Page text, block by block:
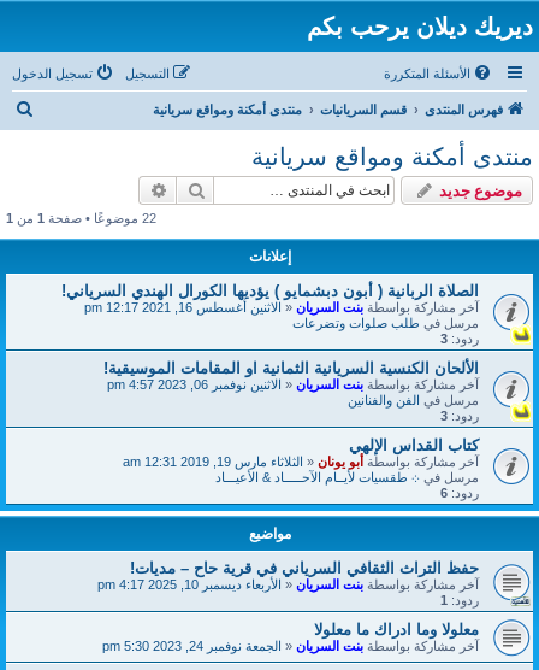
ديريك ديلان يرحب بكم
الأسئلة المتكررة تسجيل الدخول التسجيل
فهرس المنتدى قسم السريانيات منتدى أمكنة ومواقع سريانية
منتدى أمكنة ومواقع سريانية
موضوع جديد بحث
22 موضوعًا • صفحة 1 من 1
إعلانات
الصلاة الربانية ( أبون دبشمايو ) يؤديها الكورال الهندي السرياني!
آخر مشاركة بواسطة بنت السريان « الاثنين أغسطس 16, 2021 12:17 pm
مرسل في طلب صلوات وتضرعات
ردود: 3
الألحان الكنسية السريانية الثمانية او المقامات الموسيقية!
آخر مشاركة بواسطة بنت السريان « الاثنين نوفمبر 06, 2023 4:57 pm
مرسل في الفن والفنانين
ردود: 3
كتاب القداس الإلهي
آخر مشاركة بواسطة أبو يونان « الثلاثاء مارس 19, 2019 12:31 am
مرسل في ܀ طقسيات لأيــام الآحـــــاد & الأعيـــاد
ردود: 6
مواضيع
حفظ التراث الثقافي السرياني في قرية حاح – مديات!
آخر مشاركة بواسطة بنت السريان « الأربعاء ديسمبر 10, 2025 4:17 pm
ردود: 1
معلولا وما ادراك ما معلولا
آخر مشاركة بواسطة بنت السريان « الجمعة نوفمبر 24, 2023 5:30 pm